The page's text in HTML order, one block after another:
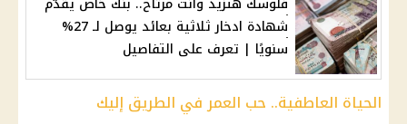
شهادة ادخار ثلاثية بعائد يوصل لـ 27%
سنويًا | تعرف على التفاصيل
الحياة العاطفية.. حب العمر في الطريق إليك